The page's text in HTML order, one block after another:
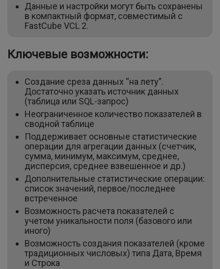
Данные и настройки могут быть сохранены
в компактный формат, совместимый с
FastCube VCL 2.
Ключевые возможности:
Создание среза данных “на лету”.
Достаточно указать источник данных
(таблица или SQL-запрос)
Неограниченное количество показателей в
сводной таблице
Поддерживает основные статистические
операции для агрегации данных (счетчик,
сумма, минимум, максимум, среднее,
дисперсия, среднее взвешенное и др.)
Дополнительные статистические операции:
список значений, первое/последнее
встреченное
Возможность расчета показателей с
учетом уникальности поля (базового или
иного)
Возможность создания показателей (кроме
традиционных числовых) типа Дата, Время
и Строка